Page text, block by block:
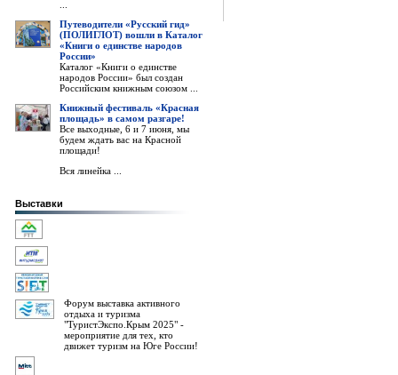
Путеводители «Русский гид»
(ПОЛИГЛОТ) вошли в Каталог
«Книги о единстве народов
России»
Каталог «Книги о единстве
народов России» был создан
Российским книжным союзом ...
Книжный фестиваль «Красная
площадь» в самом разгаре!
Все выходные, 6 и 7 июня, мы
будем ждать вас на Красной
площади!
Вся линейка ...
Выставки
Форум выставка активного
отдыха и туризма
"ТуристЭкспо.Крым 2025" -
мероприятие для тех, кто
движет туризм на Юге России!